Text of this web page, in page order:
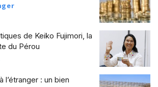
de Keiko Fujimori, la
du Pérou
l’étranger : un bien